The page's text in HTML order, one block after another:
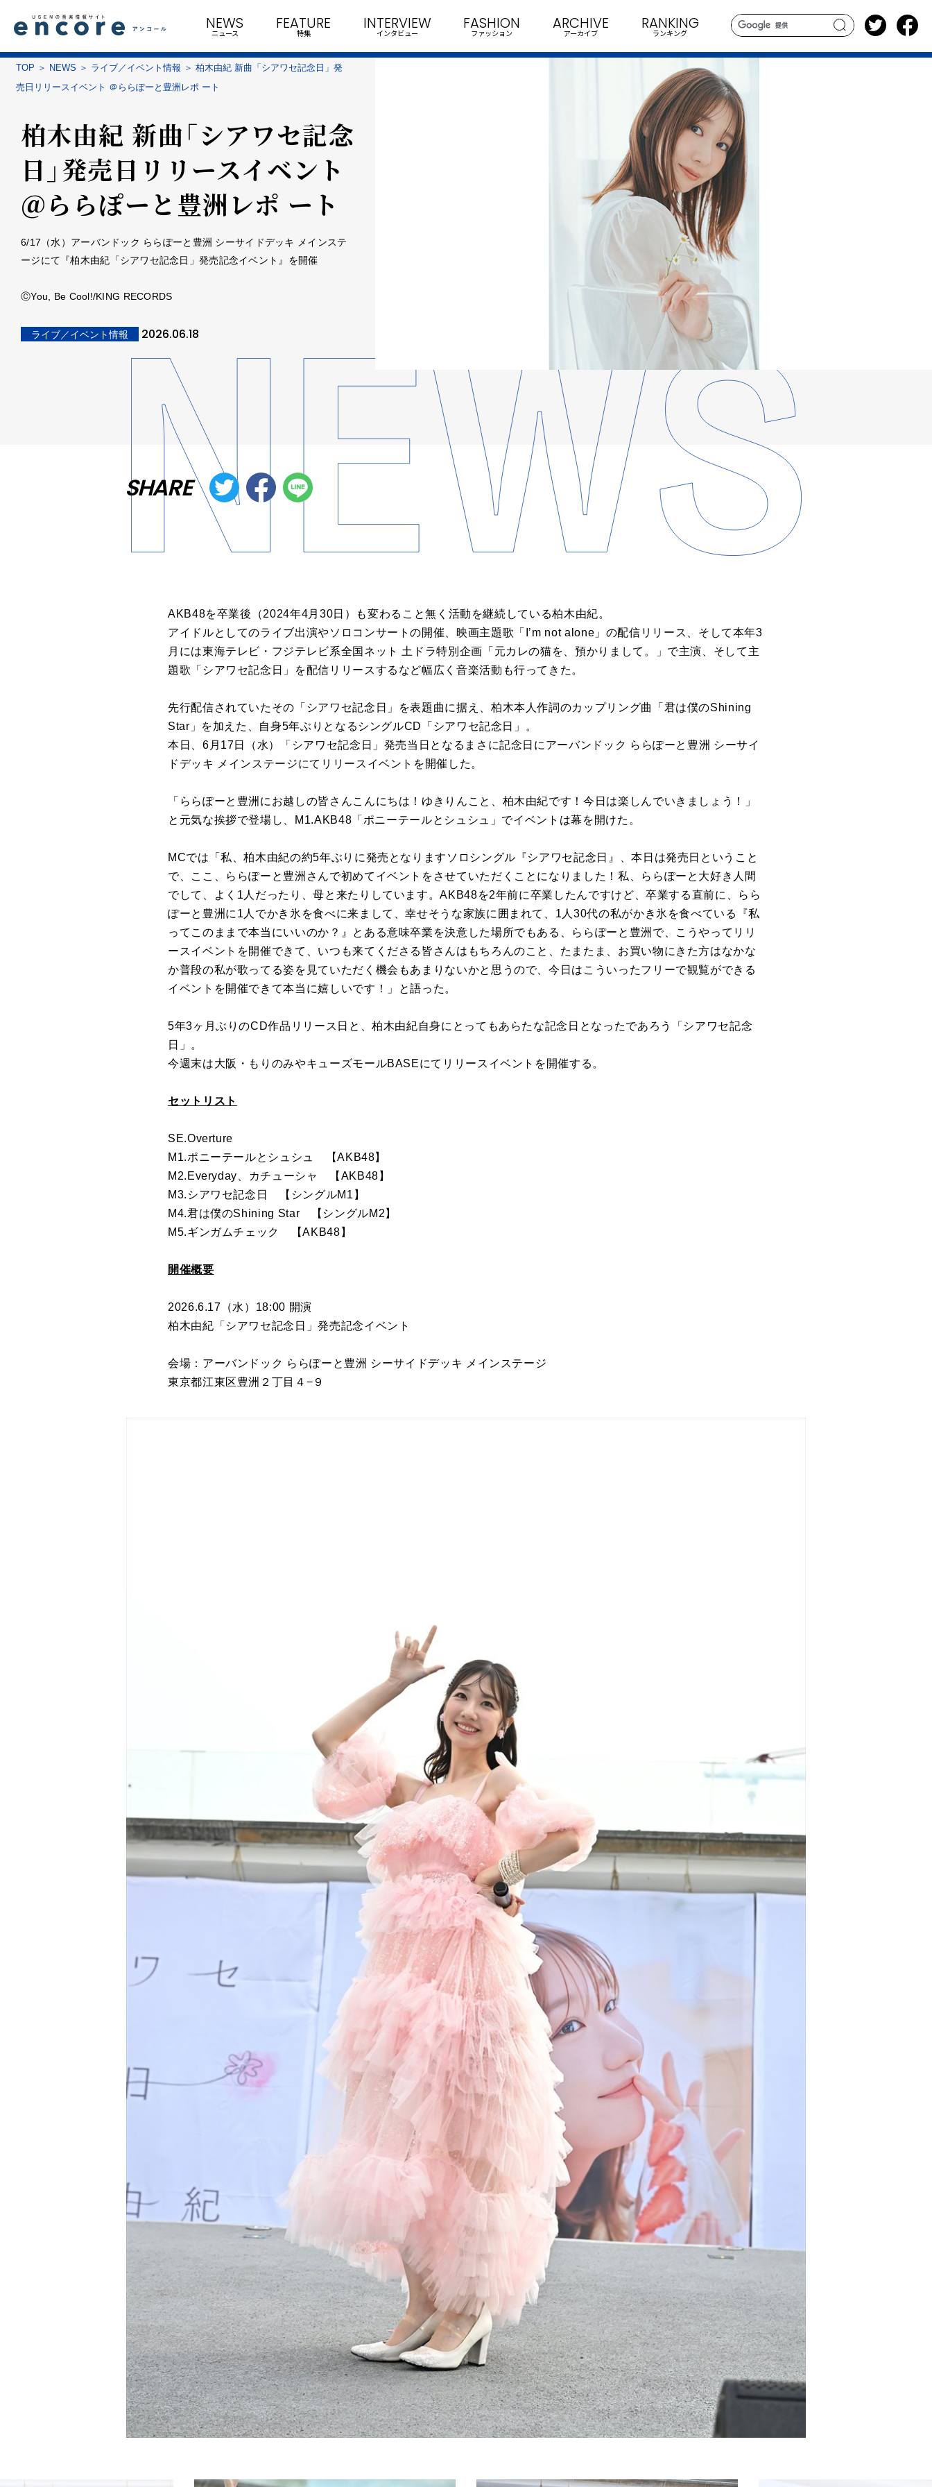
search
NEWS
ニュース
FEATURE
特集
INTERVIEW
インタビュー
FASHION
ファッション
ARCHIVE
アーカイブ
RANKING
ランキング
TOP NEWS ライブ／イベント情報
柏木由紀 新曲「シアワセ記念日」発
売日リリースイベント ＠ららぽーと豊洲レポ ート
柏木由紀 新曲「シアワセ記念
日」発売日リリースイベント
＠ららぽーと豊洲レポ ート
6/17（水）アーバンドック ららぽーと豊洲 シーサイドデッキ メインステ
ージにて『柏木由紀「シアワセ記念日」発売記念イベント』を開催
ⒸYou, Be Cool!/KING RECORDS
ライブ／イベント情報 2026.06.18
SHARE
AKB48を卒業後（2024年4月30日）も変わること無く活動を継続している柏木由紀。
アイドルとしてのライブ出演やソロコンサートの開催、映画主題歌「Iʼm not alone」の配信リリース、そして本年3
月には東海テレビ・フジテレビ系全国ネット 土ドラ特別企画「元カレの猫を、預かりまして。」で主演、そして主
題歌「シアワセ記念日」を配信リリースするなど幅広く音楽活動も行ってきた。
先行配信されていたその「シアワセ記念日」を表題曲に据え、柏木本人作詞のカップリング曲「君は僕のShining
Star」を加えた、自身5年ぶりとなるシングルCD「シアワセ記念日」。
本日、6月17日（水）「シアワセ記念日」発売当日となるまさに記念日にアーバンドック ららぽーと豊洲 シーサイ
ドデッキ メインステージにてリリースイベントを開催した。
「ららぽーと豊洲にお越しの皆さんこんにちは！ゆきりんこと、柏木由紀です！今日は楽しんでいきましょう！」
と元気な挨拶で登場し、M1.AKB48「ポニーテールとシュシュ」でイベントは幕を開けた。
MCでは「私、柏木由紀の約5年ぶりに発売となりますソロシングル『シアワセ記念日』、本日は発売日ということ
で、ここ、ららぽーと豊洲さんで初めてイベントをさせていただくことになりました！私、ららぽーと大好き人間
でして、よく1人だったり、母と来たりしています。AKB48を2年前に卒業したんですけど、卒業する直前に、らら
ぽーと豊洲に1人でかき氷を食べに来まして、幸せそうな家族に囲まれて、1人30代の私がかき氷を食べている『私
ってこのままで本当にいいのか？』とある意味卒業を決意した場所でもある、ららぽーと豊洲で、こうやってリリ
ースイベントを開催できて、いつも来てくださる皆さんはもちろんのこと、たまたま、お買い物にきた方はなかな
か普段の私が歌ってる姿を見ていただく機会もあまりないかと思うので、今日はこういったフリーで観覧ができる
イベントを開催できて本当に嬉しいです！」と語った。
5年3ヶ月ぶりのCD作品リリース日と、柏木由紀自身にとってもあらたな記念日となったであろう「シアワセ記念
日」。
今週末は大阪・もりのみやキューズモールBASEにてリリースイベントを開催する。
セットリスト
SE.Overture
M1.ポニーテールとシュシュ 【AKB48】
M2.Everyday、カチューシャ 【AKB48】
M3.シアワセ記念日 【シングルM1】
M4.君は僕のShining Star 【シングルM2】
M5.ギンガムチェック 【AKB48】
開催概要
2026.6.17（水）18:00 開演
柏⽊由紀「シアワセ記念日」発売記念イベント
会場：アーバンドック ららぽーと豊洲 シーサイドデッキ メインステージ
東京都江東区豊洲２丁目４−９